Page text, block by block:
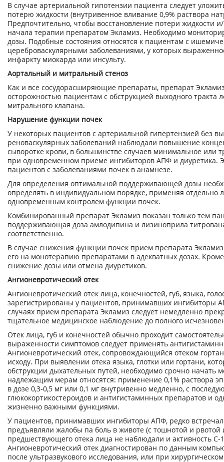
В случае артериальной гипотензии пациента следует
потерю жидкости (внутривенное вливание 0,9% раствора
Предпочтительно, чтобы восстановление потери жидкости
начала терапии препаратом Экламиз. Необходимо
дозы. Подобные состояния относятся к пациентам с
цереброваскулярными заболеваниями, у которых
инфаркту миокарда или инсульту.
Аортальный и митральный стеноз
Как и все сосудорасширяющие препараты, препарат
осторожностью пациентам с обструкцией выходного тракта
митрального клапана.
Нарушение функции почек
У некоторых пациентов с артериальной гипертензией без
реноваскулярных заболеваний наблюдали повышение
сыворотке крови, в большинстве случаев минимальное или
при одновременном приеме ингибиторов АПФ и диуретика.
пациентов с заболеваниями почек в анамнезе.
Для определения оптимальной поддерживающей дозы
определять в индивидуальном порядке, применяя отдельно
одновременным контролем функции почек.
Комбинированный препарат Экламиз показан только тем
поддерживающая доза амлодипина и лизиноприла
соответственно.
В случае снижения функции почек прием препарата
его на монотерапию препаратами в адекватных дозах.
снижение дозы или отмена диуретиков.
Ангионевротический отек
Ангионевротический отек лица, конечностей, губ, языка,
зарегистрированы у пациентов, принимавших ингибиторы
случаях прием препарата Экламиз следует немедленно
тщательное медицинское наблюдение до полного
Отек лица, губ и конечностей обычно проходит
выраженности симптомов следует применять
Ангионевротический отек, сопровождающийся отеком
исходу. При выявлении отека языка, глотки или гортани,
обструкции дыхательных путей, необходимо срочно
надлежащим мерам относятся: применение 0,1% раствора
в дозе 0,3-0,5 мг или 0,1 мг внутривенно медленно, с
глюкокортикостероидов и антигистаминных препаратов и
жизненно важными функциями.
У пациентов, принимавших ингибиторы АПФ, редко
предъявляли жалобы па боль в животе (с тошнотой и рвотой
предшествующего отека лица не наблюдали и активность
Ангионевротический отек диагностирован по данным
после ультразвукового исследования, или при